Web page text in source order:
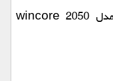
wincore 2050